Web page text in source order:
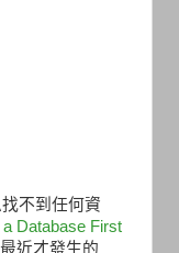
不到任何資
Database First
近才發生的